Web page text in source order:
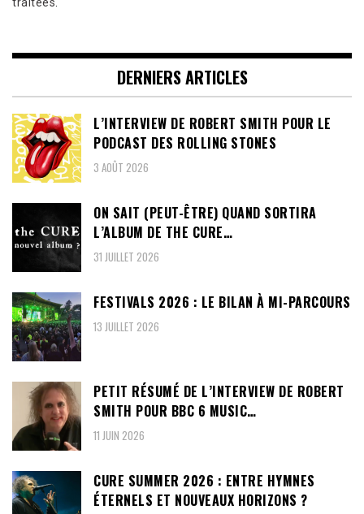
traitées.
DERNIERS ARTICLES
L’INTERVIEW DE ROBERT SMITH POUR LE
PODCAST DES ROLLING STONES
3 AOÛT 2026
ON SAIT (PEUT-ÊTRE) QUAND SORTIRA
L’ALBUM DE THE CURE…
31 JUILLET 2026
FESTIVALS 2026 : LE BILAN À MI-PARCOURS
13 JUILLET 2026
PETIT RÉSUMÉ DE L’INTERVIEW DE ROBERT
SMITH POUR BBC 6 MUSIC…
11 JUIN 2026
CURE SUMMER 2026 : ENTRE HYMNES
ÉTERNELS ET NOUVEAUX HORIZONS ?